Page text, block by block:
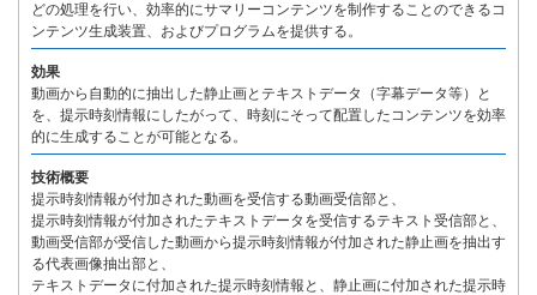
どの処理を行い、効率的にサマリーコンテンツを制作することのできるコ
ンテンツ生成装置、およびプログラムを提供する。
効果
動画から自動的に抽出した静止画とテキストデータ（字幕データ等）と
を、提示時刻情報にしたがって、時刻にそって配置したコンテンツを効率
的に生成することが可能となる。
技術概要
提示時刻情報が付加された動画を受信する動画受信部と、
提示時刻情報が付加されたテキストデータを受信するテキスト受信部と、
動画受信部が受信した動画から提示時刻情報が付加された静止画を抽出す
る代表画像抽出部と、
テキストデータに付加された提示時刻情報と、静止画に付加された提示時